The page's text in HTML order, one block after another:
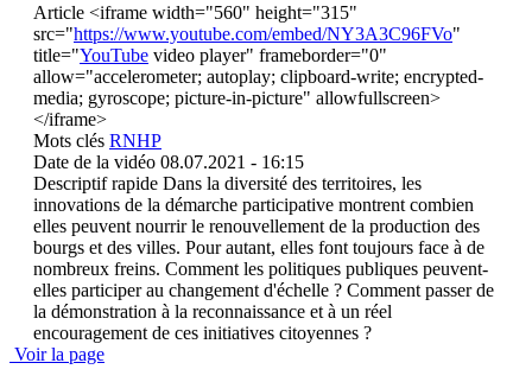
Article <iframe width="560" height="315"
src="https://www.youtube.com/embed/NY3A3C96FVo"
title="YouTube video player" frameborder="0"
allow="accelerometer; autoplay; clipboard-write; encrypted-
media; gyroscope; picture-in-picture" allowfullscreen>
</iframe>
Mots clés RNHP
Date de la vidéo 08.07.2021 - 16:15
Descriptif rapide Dans la diversité des territoires, les
innovations de la démarche participative montrent combien
elles peuvent nourrir le renouvellement de la production des
bourgs et des villes. Pour autant, elles font toujours face à de
nombreux freins. Comment les politiques publiques peuvent-
elles participer au changement d'échelle ? Comment passer de
la démonstration à la reconnaissance et à un réel
encouragement de ces initiatives citoyennes ?
Voir la page